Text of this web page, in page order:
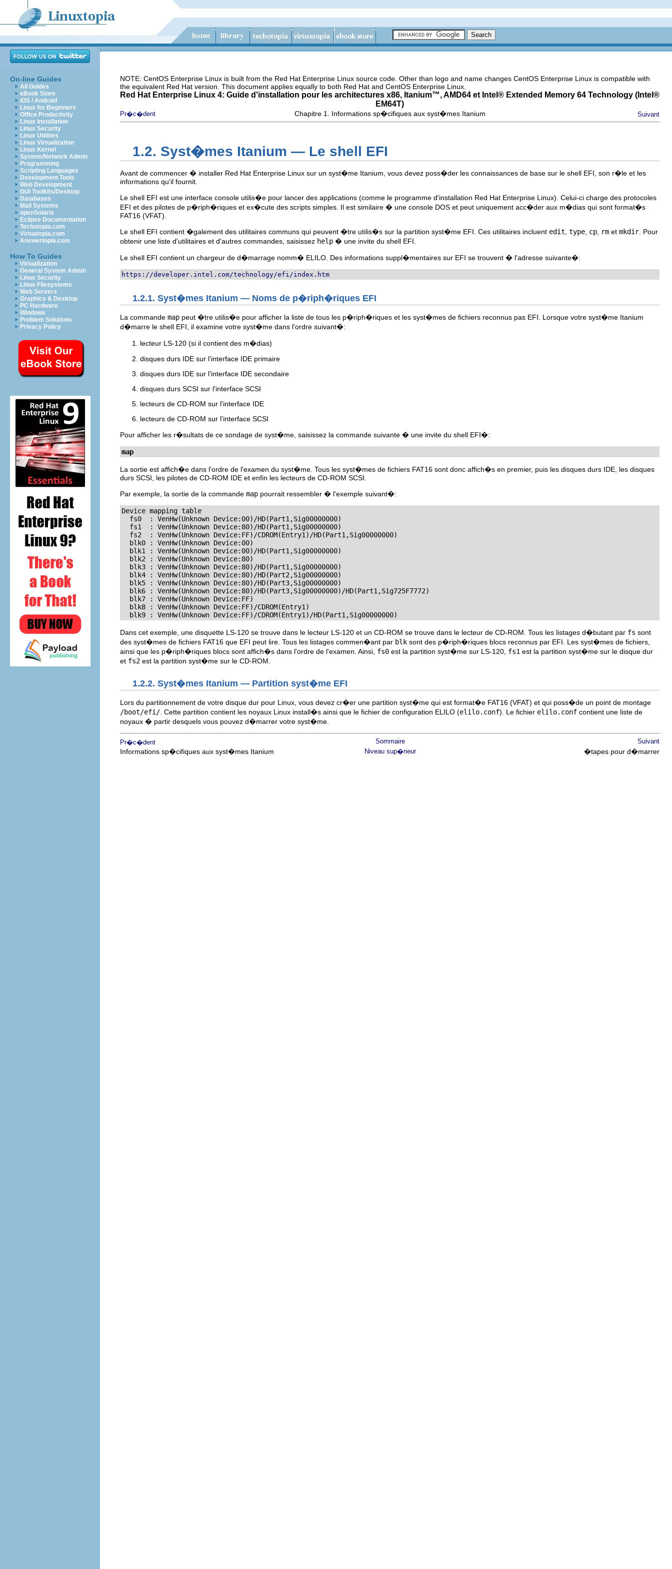
On-line Guides
All Guides
eBook Store
iOS / Android
Linux for Beginners
Office Productivity
Linux Installation
Linux Security
Linux Utilities
Linux Virtualization
Linux Kernel
System/Network Admin
Programming
Scripting Languages
Development Tools
Web Development
GUI Toolkits/Desktop
Databases
Mail Systems
openSolaris
Eclipse Documentation
Techotopia.com
Virtuatopia.com
Answertopia.com
How To Guides
Virtualization
General System Admin
Linux Security
Linux Filesystems
Web Servers
Graphics & Desktop
PC Hardware
Windows
Problem Solutions
Privacy Policy
NOTE: CentOS Enterprise Linux is built from the Red Hat Enterprise Linux source code. Other than logo and name changes CentOS Enterprise Linux is compatible with
the equivalent Red Hat version. This document applies equally to both Red Hat and CentOS Enterprise Linux.
Red Hat Enterprise Linux 4: Guide d'installation pour les architectures x86, Itanium™, AMD64 et Intel ® Extended Memory 64 Technology ( Intel ®
EM64T)
Pr�c�dent Chapitre 1. Informations sp�cifiques aux syst�mes Itanium Suivant
1.2. Syst�mes Itanium — Le shell EFI
Avant de commencer � installer Red Hat Enterprise Linux sur un syst�me Itanium, vous devez poss�der les connaissances de base sur le shell EFI, son r�le et les
informations qu'il fournit.
Le shell EFI est une interface console utilis�e pour lancer des applications (comme le programme d'installation Red Hat Enterprise Linux). Celui-ci charge des protocoles
EFI et des pilotes de p�riph�riques et ex�cute des scripts simples. Il est similaire � une console DOS et peut uniquement acc�der aux m�dias qui sont format�s
FAT16 (VFAT).
Le shell EFI contient �galement des utilitaires communs qui peuvent �tre utilis�s sur la partition syst�me EFI. Ces utilitaires incluent edit type cp rm et mkdir . Pour
obtenir une liste d'utilitaires et d'autres commandes, saisissez help � une invite du shell EFI.
Le shell EFI contient un chargeur de d�marrage nomm� ELILO. Des informations suppl�mentaires sur EFI se trouvent � l'adresse suivante�:
https://developer.intel.com/technology/efi/index.htm
1.2.1. Syst�mes Itanium — Noms de p�riph�riques EFI
La commande map peut �tre utilis�e pour afficher la liste de tous les p�riph�riques et les syst�mes de fichiers reconnus pas EFI. Lorsque votre syst�me Itanium
d�marre le shell EFI, il examine votre syst�me dans l'ordre suivant�:
lecteur LS-120 (si il contient des m�dias)
disques durs IDE sur l'interface IDE primaire
disques durs IDE sur l'interface IDE secondaire
disques durs SCSI sur l'interface SCSI
lecteurs de CD-ROM sur l'interface IDE
lecteurs de CD-ROM sur l'interface SCSI
Pour afficher les r�sultats de ce sondage de syst�me, saisissez la commande suivante � une invite du shell EFI�:
map
La sortie est affich�e dans l'ordre de l'examen du syst�me. Tous les syst�mes de fichiers FAT16 sont donc affich�s en premier, puis les disques durs IDE, les disques
durs SCSI, les pilotes de CD-ROM IDE et enfin les lecteurs de CD-ROM SCSI.
Par exemple, la sortie de la commande map pourrait ressembler � l'exemple suivant�:
Device mapping table
  fs0  : VenHw(Unknown Device:00)/HD(Part1,Sig00000000)
  fs1  : VenHw(Unknown Device:80)/HD(Part1,Sig00000000)
  fs2  : VenHw(Unknown Device:FF)/CDROM(Entry1)/HD(Part1,Sig00000000)
  blk0 : VenHw(Unknown Device:00)
  blk1 : VenHw(Unknown Device:00)/HD(Part1,Sig00000000)
  blk2 : VenHw(Unknown Device:80)
  blk3 : VenHw(Unknown Device:80)/HD(Part1,Sig00000000)
  blk4 : VenHw(Unknown Device:80)/HD(Part2,Sig00000000)
  blk5 : VenHw(Unknown Device:80)/HD(Part3,Sig00000000)
  blk6 : VenHw(Unknown Device:80)/HD(Part3,Sig00000000)/HD(Part1,Sig725F7772)
  blk7 : VenHw(Unknown Device:FF)
  blk8 : VenHw(Unknown Device:FF)/CDROM(Entry1)
  blk9 : VenHw(Unknown Device:FF)/CDROM(Entry1)/HD(Part1,Sig00000000)
Dans cet exemple, une disquette LS-120 se trouve dans le lecteur LS-120 et un CD-ROM se trouve dans le lecteur de CD-ROM. Tous les listages d�butant par fs sont
des syst�mes de fichiers FAT16 que EFI peut lire. Tous les listages commen�ant par blk sont des p�riph�riques blocs reconnus par EFI. Les syst�mes de fichiers,
ainsi que les p�riph�riques blocs sont affich�s dans l'ordre de l'examen. Ainsi, fs0 est la partition syst�me sur LS-120, fs1 est la partition syst�me sur le disque dur
et fs2 est la partition syst�me sur le CD-ROM.
1.2.2. Syst�mes Itanium — Partition syst�me EFI
Lors du partitionnement de votre disque dur pour Linux, vous devez cr�er une partition syst�me qui est format�e FAT16 (VFAT) et qui poss�de un point de montage
/boot/efi/ . Cette partition contient les noyaux Linux install�s ainsi que le fichier de configuration ELILO (elilo.conf). Le fichier elilo.conf contient une liste de
noyaux � partir desquels vous pouvez d�marrer votre syst�me.
Pr�c�dent Sommaire Suivant
Informations sp�cifiques aux syst�mes Itanium Niveau sup�rieur �tapes pour d�marrer